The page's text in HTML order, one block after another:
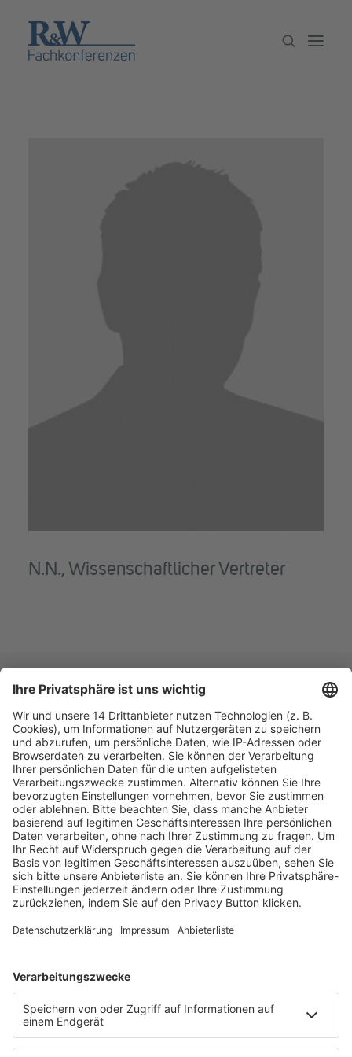
N.N., Wissenschaftlicher Vertreter
Fachmedien Recht und Wirtschaft
Ein Fachbereich der
dfv Mediengruppe
Mainzer Landstr. 251
60326 Frankfurt am Main
E-Mail:info@ruw.de
Web:https://www.ruw.de
AGB
Datenschutzerklärung
Genderhinweis
Cookie-Einstellungen